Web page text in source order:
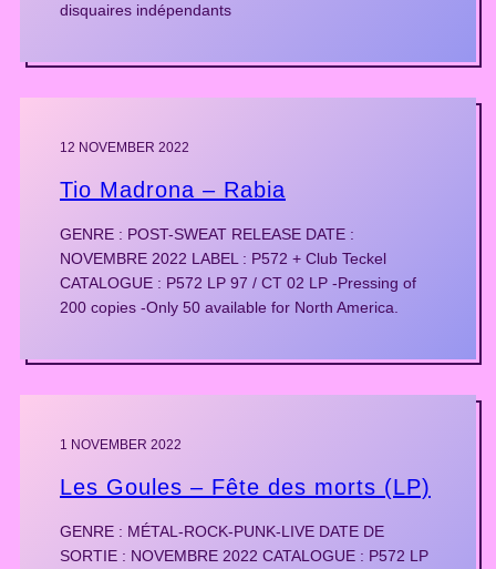
disquaires indépendants
12 NOVEMBER 2022
Tio Madrona – Rabia
GENRE : POST-SWEAT RELEASE DATE :
NOVEMBRE 2022 LABEL : P572 + Club Teckel
CATALOGUE : P572 LP 97 / CT 02 LP -Pressing of
200 copies -Only 50 available for North America.
1 NOVEMBER 2022
Les Goules – Fête des morts (LP)
GENRE : MÉTAL-ROCK-PUNK-LIVE DATE DE
SORTIE : NOVEMBRE 2022 CATALOGUE : P572 LP